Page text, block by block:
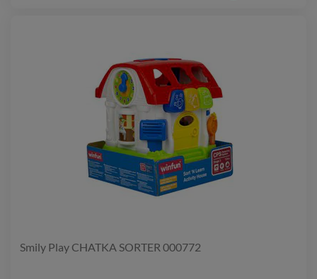
Smily Play CHATKA SORTER 000772